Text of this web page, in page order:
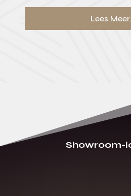
Lees
Showroom-